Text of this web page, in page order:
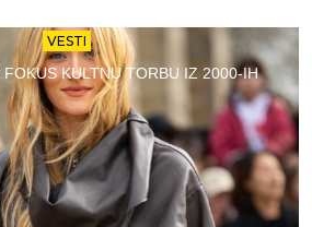
VESTI
FOKUS KULTNU TORBU IZ 2000-IH